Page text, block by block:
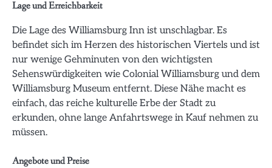
Lage und Erreichbarkeit
Die Lage des Williamsburg Inn ist unschlagbar. Es
befindet sich im Herzen des historischen Viertels und ist
nur wenige Gehminuten von den wichtigsten
Sehenswürdigkeiten wie Colonial Williamsburg und dem
Williamsburg Museum entfernt. Diese Nähe macht es
einfach, das reiche kulturelle Erbe der Stadt zu
erkunden, ohne lange Anfahrtswege in Kauf nehmen zu
müssen.
Angebote und Preise